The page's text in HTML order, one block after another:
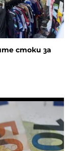
стоки за